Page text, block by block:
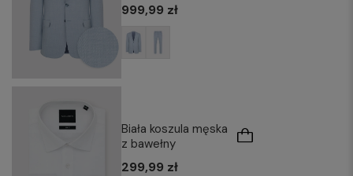
999,99 zł
Biała koszula męska
z bawełny
299,99 zł